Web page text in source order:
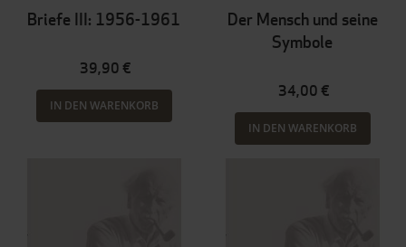
Briefe III: 1956-1961
39,90 €
IN DEN WARENKORB
Der Mensch und seine
Symbole
34,00 €
IN DEN WARENKORB